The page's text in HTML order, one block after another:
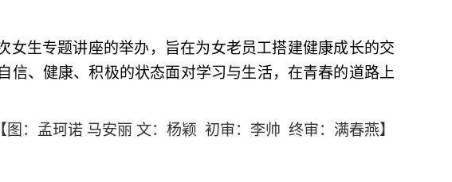
女生专题讲座的举办，旨在为女老员工搭建健康成长的交
信、健康、积极的状态面对学习与生活，在青春的道路上
【图：孟珂诺 马安丽 文：杨颖 初审：李帅 终审：满春燕】